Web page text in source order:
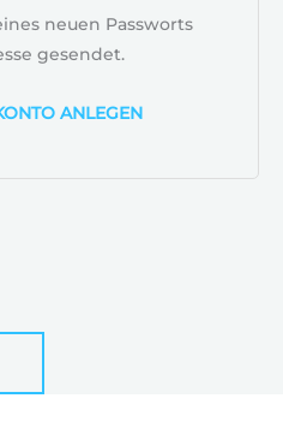
neuen Passworts
gesendet.
ANLEGEN